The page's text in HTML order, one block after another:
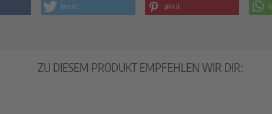
tweet pin it
ZU DIESEM PRODUKT EMPFEHLEN WIR DIR: